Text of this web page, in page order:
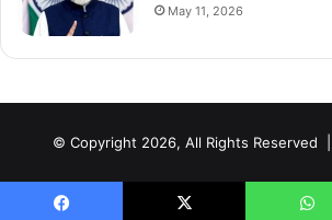
May 11, 2026
© Copyright 2026, All Rights Reserved |